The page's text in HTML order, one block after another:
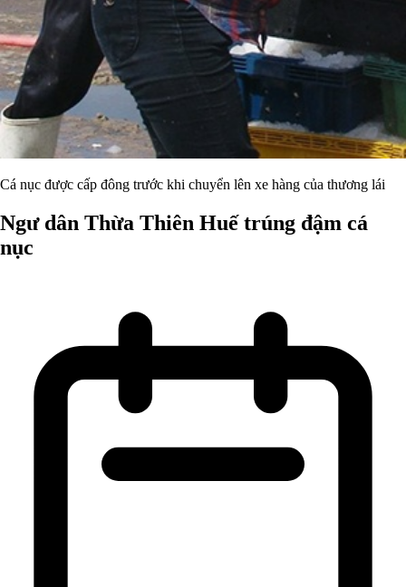
Cá nục được cấp đông trước khi chuyển lên xe hàng của thương lái
Ngư dân Thừa Thiên Huế trúng đậm cá
nục